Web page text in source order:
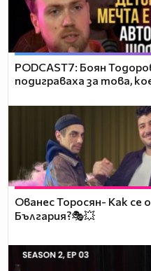
PODCAST7: ‪Боян
подиграваха за това,
Ованес Торосян- Как се
България?🎭💥